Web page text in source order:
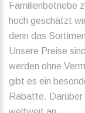
Familienbetriebe
hoch geschätzt
denn das
Unsere Preise
werden ohne
gibt es ein
Rabatte. Darüber